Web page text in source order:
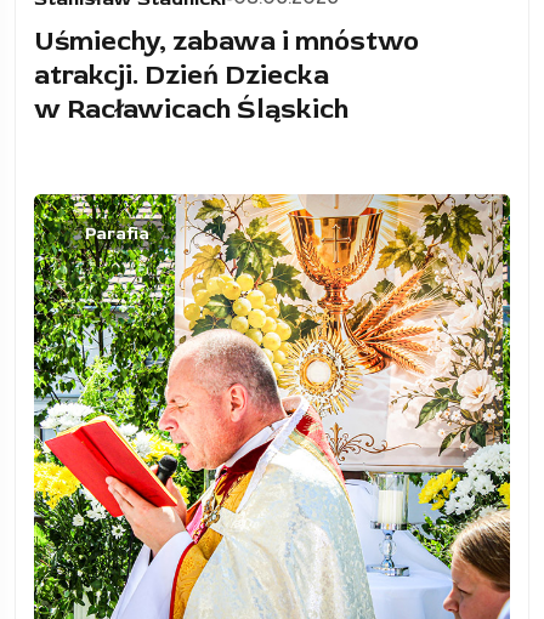
Uśmiechy, zabawa i mnóstwo
atrakcji. Dzień Dziecka
w Racławicach Śląskich
Parafia